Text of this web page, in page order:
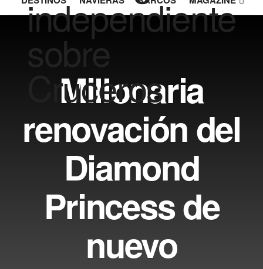
Millonaria
renovación del
Diamond
Princess de
nuevo